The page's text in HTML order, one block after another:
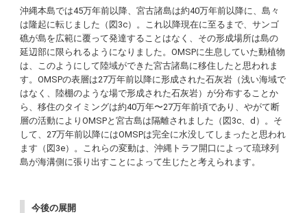
沖縄本島では45万年前以降、宮古諸島は約40万年前以降に、島々
は隆起に転じました（図3c）。これ以降現在に至るまで、サンゴ
礁が島を広範に覆って発達することはなく、その形成場所は島の
延辺部に限られるようになりました。OMSPに生息していた動植物
は、このようにして陸域ができた宮古諸島に移住したと思われま
す。OMSPの表層は27万年前以降に形成された石灰岩（浅い海域で
はなく、陸棚のような場で形成された石灰岩）が分布することか
ら、移住のタイミングは約40万年〜27万年前頃であり、やがて断
層の活動によりOMSPと宮古島は隔離されました（図3c、d）。そ
して、27万年前以降にはOMSPは完全に水没してしまったと思われ
ます（図3e）。これらの変動は、沖縄トラフ開口によって琉球列
島が海溝側に張り出すことによって生じたと考えられます。
今後の展開